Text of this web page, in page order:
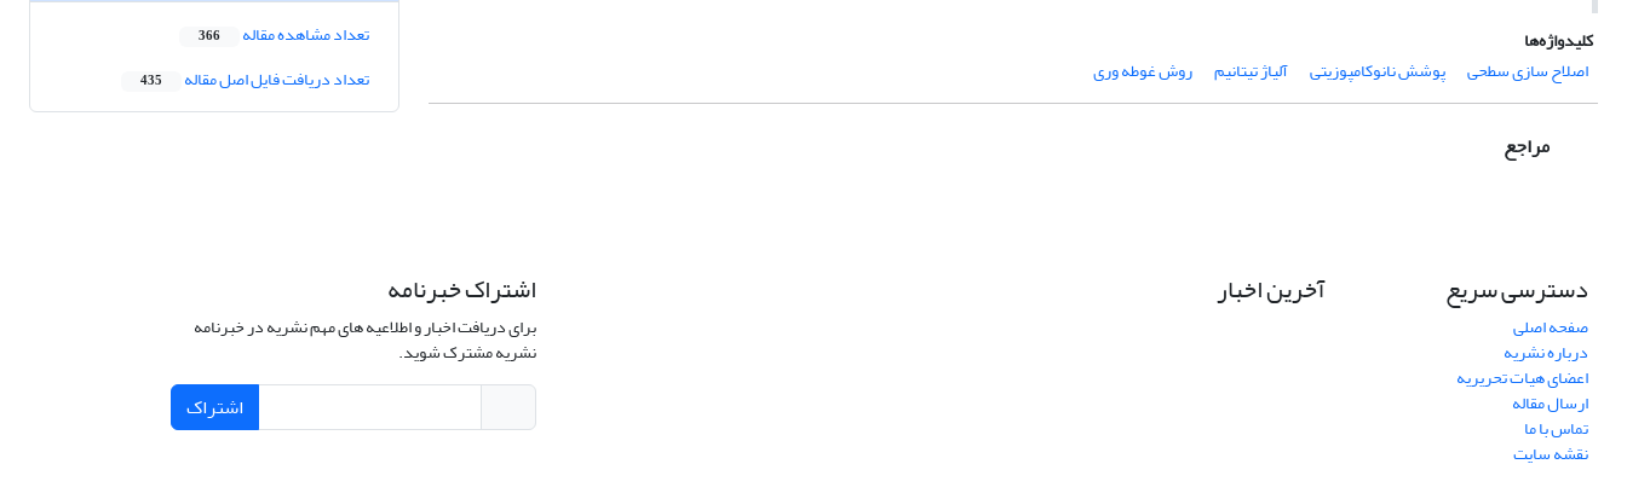
کلیدواژه‌ها
اصلاح سازی سطحی
پوشش نانوکامپوزیتی آلیاژ تیتانیم روش غوطه وری
مراجع
تعداد مشاهده مقاله 366
تعداد دریافت فایل اصل مقاله 435
دسترسی سریع
صفحه اصلی
درباره نشریه
اعضای هیات تحریریه
ارسال مقاله
تماس با ما
نقشه سایت
آخرین اخبار اشتراک خبرنامه
برای دریافت اخبار و اطلاعیه های مهم نشریه در خبرنامه
نشریه مشترک شوید.
اشتراک